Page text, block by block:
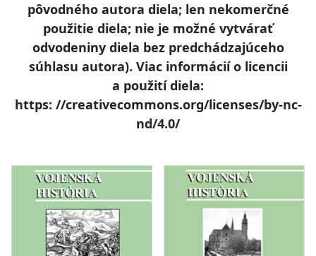
pôvodného autora diela; len nekomerčné
použitie diela; nie je možné vytvárať
odvodeniny diela bez predchádzajúceho
súhlasu autora). Viac informácií o licencii
a použití diela:
https: //creativecommons.org/licenses/by-nc-
nd/4.0/